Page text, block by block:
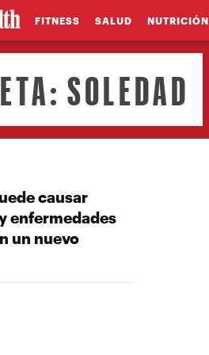
FITNESS SALUD NUTRICIÓN
SOLEDAD
causar
enfermedades
un nuevo